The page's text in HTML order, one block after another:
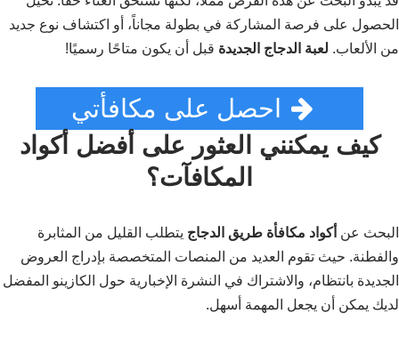
الحصول على فرصة المشاركة في بطولة مجاناً، أو اكتشاف نوع جديد
من الألعاب. لعبة الدجاج الجديدة قبل أن يكون متاحًا رسميًا!
كيف يمكنني العثور على أفضل أكواد
المكافآت؟
البحث عن أكواد مكافأة طريق الدجاج يتطلب القليل من المثابرة
والفطنة. حيث تقوم العديد من المنصات المتخصصة بإدراج العروض
الجديدة بانتظام، والاشتراك في النشرة الإخبارية حول الكازينو المفضل
لديك يمكن أن يجعل المهمة أسهل.